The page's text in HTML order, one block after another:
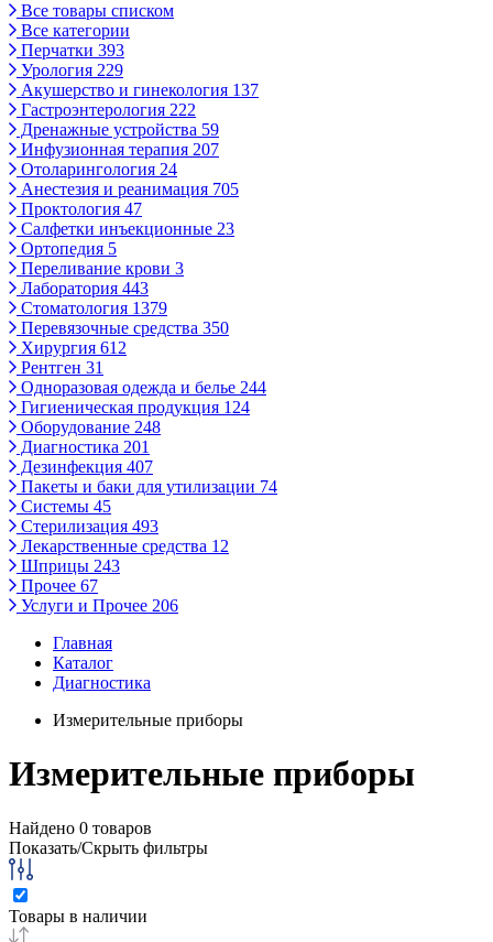
Все товары списком
Все категории
Перчатки 393
Урология 229
Акушерство и гинекология 137
Гастроэнтерология 222
Дренажные устройства 59
Инфузионная терапия 207
Отоларингология 24
Анестезия и реанимация 705
Проктология 47
Салфетки инъекционные 23
Ортопедия 5
Переливание крови 3
Лаборатория 443
Стоматология 1379
Перевязочные средства 350
Хирургия 612
Рентген 31
Одноразовая одежда и белье 244
Гигиеническая продукция 124
Оборудование 248
Диагностика 201
Дезинфекция 407
Пакеты и баки для утилизации 74
Системы 45
Стерилизация 493
Лекарственные средства 12
Шприцы 243
Прочее 67
Услуги и Прочее 206
Главная
Каталог
Диагностика
Измерительные приборы
Измерительные приборы
Найдено 0 товаров
Показать/Скрыть фильтры
Товары в наличии